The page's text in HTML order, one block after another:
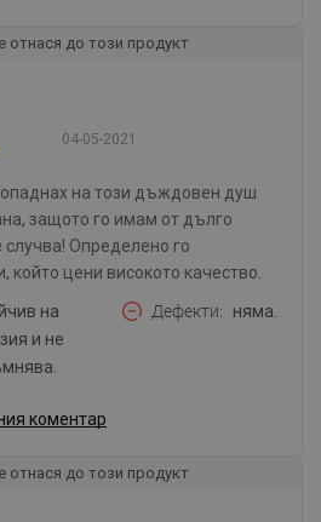
отнася до този продукт
04-05-2021
на този дъждовен душ
защото го имам от дълго
Определено го
който цени високото качество.
на
и не
Дефекти няма.
коментар
отнася до този продукт